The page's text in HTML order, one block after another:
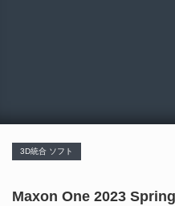
3D統合 ソフト
Maxon One 2023